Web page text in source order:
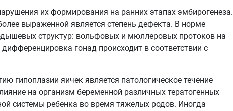
их формирования на ранних этапах эмбирогенеза.
выраженной является степень дефекта. В норме
структур: вольфовых и мюллеровых протоков на
гонад происходит в соответствии с
гипоплазии яичек является патологическое течение
на организм беременной различных тератогенных
системы ребенка во время тяжелых родов. Иногда